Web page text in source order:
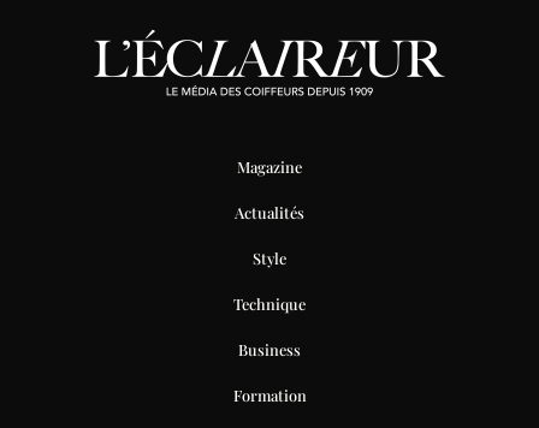
Magazine
Actualités
Style
Technique
Business
Formation